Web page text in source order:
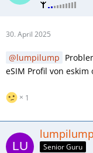
30. April 2025
lumpilump
eSIM Profil von eskim
1
lumpilump
Senior Guru